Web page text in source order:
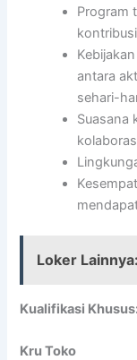
Program
antara
sehari-
Suasana
Loker Lainnya:
Kualifikasi
Kru Toko